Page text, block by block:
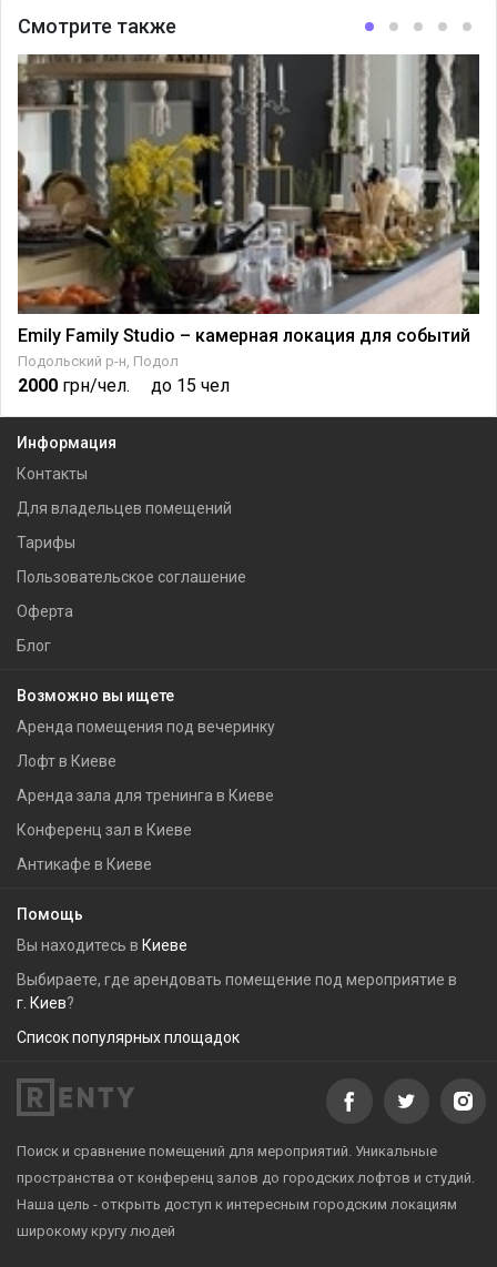
Смотрите также
Emily Family Studio – камерная локация для событий
Подольский р-н, Подол
2000 грн/чел. до 15 чел
Информация
Контакты
Для владельцев помещений
Тарифы
Пользовательское соглашение
Оферта
Блог
Возможно вы ищете
Аренда помещения под вечеринку
Лофт в Киеве
Аренда зала для тренинга в Киеве
Конференц зал в Киеве
Антикафе в Киеве
Помощь
Вы находитесь в Киеве
Выбираете, где арендовать помещение под мероприятие в
г. Киев?
Список популярных площадок
Поиск и сравнение помещений для мероприятий. Уникальные
пространства от конференц залов до городских лофтов и студий.
Наша цель - открыть доступ к интересным городским локациям
широкому кругу людей